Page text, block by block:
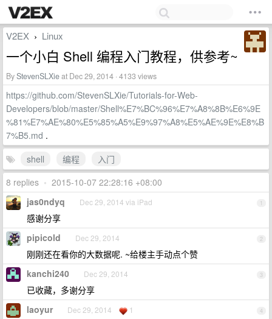
V2EX › Linux
一个小白 Shell 编程入门教程，供参考~
ByStevenSLXieat Dec 29, 2014 · 4133 views
https://github.com/StevenSLXie/Tutorials-for-Web-
Developers/blob/master/Shell%E7%BC%96%E7%A8%8B%E6%9E
%81%E7%AE%80%E5%85%A5%E9%97%A8%E5%AE%9E%E8%B
7%B5.md .
shell
编程
入门
8 replies • 2015-10-07 22:28:16 +08:00
1
jas0ndyq Dec 29, 2014 via iPad
感谢分享
2
pipicold Dec 29, 2014
刚刚还在看你的大数据呢. ~给楼主手动点个赞
3
kanchi240 Dec 29, 2014
已收藏，多谢分享
4
laoyur Dec 29, 2014 1